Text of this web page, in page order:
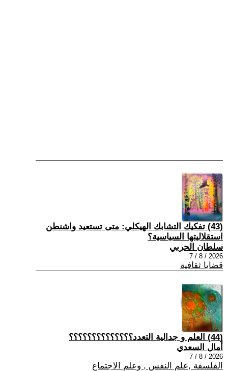
(43) تفكيك التشابك الهيكلي: متى تستعيد واشنطن
استقلاليتها السياسية؟
سلطان الحربي
2026 / 8 / 7
قضايا ثقافية
(44) العلم و جدالية التعدد؟؟؟؟؟؟؟؟؟؟؟؟؟؟
أمال السعدي
2026 / 8 / 7
الفلسفة ,علم النفس , وعلم الاجتماع